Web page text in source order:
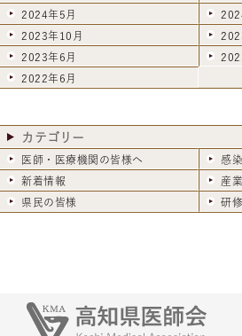
2024年5月
2023年10月
2023年6月
2022年6月
カテゴリー
医師・医療機関の皆様へ
感
新着情報
産
県民の皆様
研